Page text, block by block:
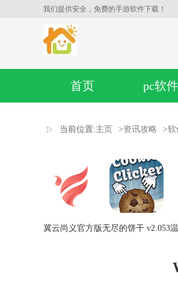
我们提供安全，免费的手游软件下载！
首页 pc软件
当前位置:主页 >资讯攻略 >软
冀云尚义官方版无尽的饼干 v2.053